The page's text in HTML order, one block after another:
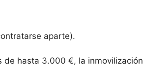
aparte).
de hasta 3.000 €, la inmovilización